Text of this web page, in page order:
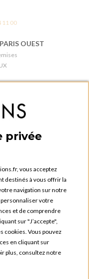
11 00
OUEST
5E
38 53
du Touch
privée
vous acceptez
destinés à vous offrir la
navigation sur notre
votre
et de comprendre
sur "J’accepte",
cookies. Vous pouvez
en cliquant sur
plus, consultez notre